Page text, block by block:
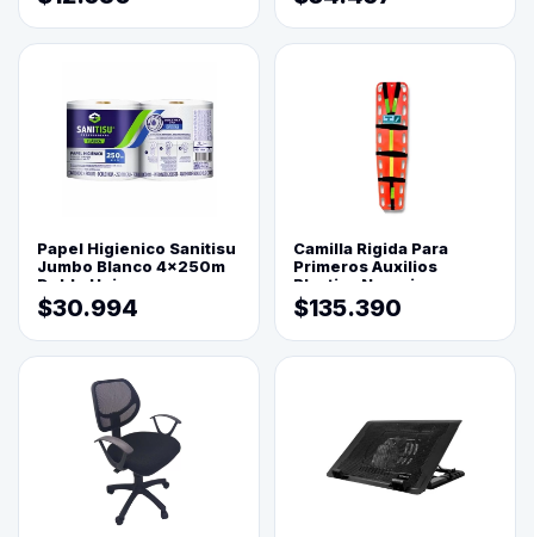
Papel Higienico Sanitisu
Jumbo Blanco 4x250m
Doble Hoja
$30.994
Camilla Rigida Para
Primeros Auxilios
Plastica Naranja
$135.390